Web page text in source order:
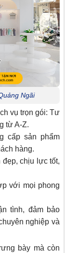
Ngãi
vụ trọn gói: Tư
từ A-Z.
cấp sản phẩm
hàng.
chịu lực tốt,
với mọi phong
tình, đảm bảo
nghiệp và
bày mà còn